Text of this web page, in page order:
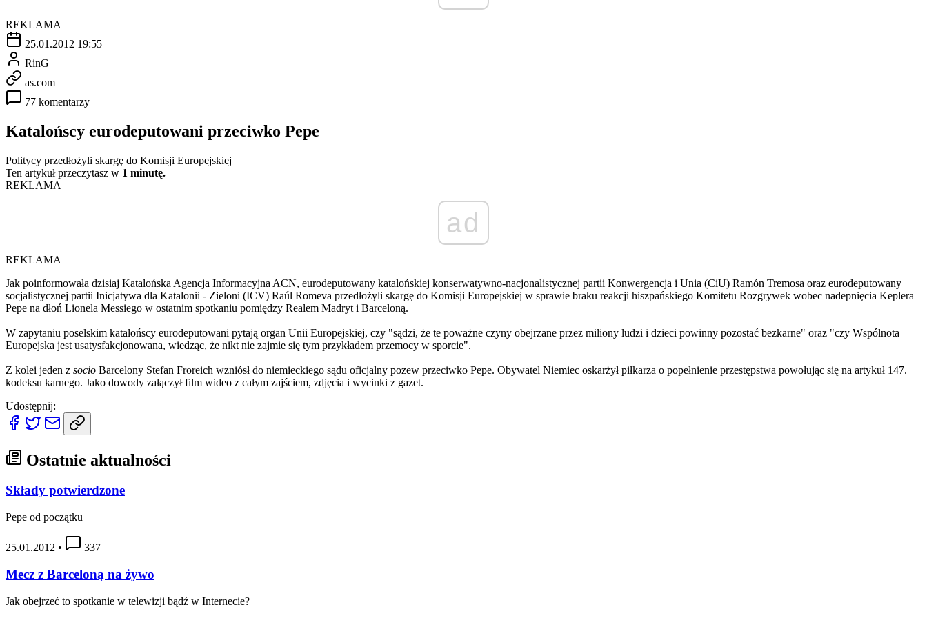
REKLAMA
25.01.2012 19:55
RinG
as.com
77 komentarzy
Katalońscy eurodeputowani przeciwko Pepe
Politycy przedłożyli skargę do Komisji Europejskiej
Ten artykuł przeczytasz w 1 minutę.
REKLAMA
ad
REKLAMA
Jak poinformowała dzisiaj Katalońska Agencja Informacyjna ACN, eurodeputowany katalońskiej konserwatywno-nacjonalistycznej partii Konwergencja i Unia (CiU) Ramón Tremosa oraz eurodeputowany
socjalistycznej partii Inicjatywa dla Katalonii - Zieloni (ICV) Raúl Romeva przedłożyli skargę do Komisji Europejskiej w sprawie braku reakcji hiszpańskiego Komitetu Rozgrywek wobec nadepnięcia Keplera
Pepe na dłoń Lionela Messiego w ostatnim spotkaniu pomiędzy Realem Madryt i Barceloną.
W zapytaniu poselskim katalońscy eurodeputowani pytają organ Unii Europejskiej, czy "sądzi, że te poważne czyny obejrzane przez miliony ludzi i dzieci powinny pozostać bezkarne" oraz "czy Wspólnota
Europejska jest usatysfakcjonowana, wiedząc, że nikt nie zajmie się tym przykładem przemocy w sporcie".
Z kolei jeden z socio Barcelony Stefan Froreich wzniósł do niemieckiego sądu oficjalny pozew przeciwko Pepe. Obywatel Niemiec oskarżył piłkarza o popełnienie przestępstwa powołując się na artykuł 147.
kodeksu karnego. Jako dowody załączył film wideo z całym zajściem, zdjęcia i wycinki z gazet.
Udostępnij:
Ostatnie aktualności
Składy potwierdzone
Pepe od początku
25.01.2012 • 337
Mecz z Barceloną na żywo
Jak obejrzeć to spotkanie w telewizji bądź w Internecie?